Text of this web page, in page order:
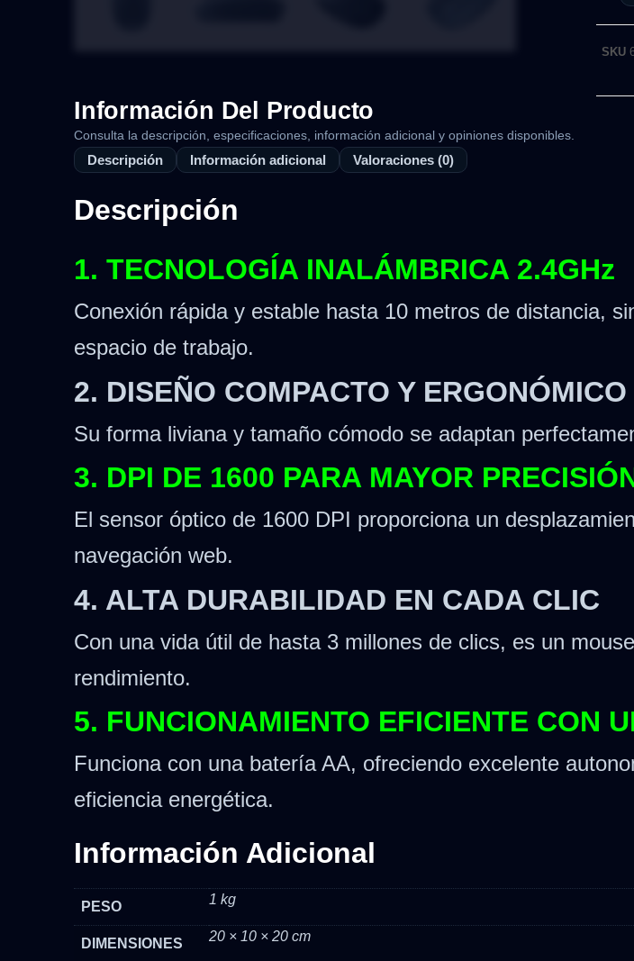
SKU
Información Del Producto
Consulta la descripción, especificaciones, información adicional y opiniones disponibles.
Descripción Información adicional Valoraciones (0)
Descripción
1. TECNOLOGÍA INALÁMBRICA 2.4GHz
Conexión rápida y estable hasta 10 metros de distancia,
espacio de trabajo.
2. DISEÑO COMPACTO Y ERGONÓMICO
Su forma liviana y tamaño cómodo se adaptan
3. DPI DE 1600 PARA MAYOR
El sensor óptico de 1600 DPI proporciona un
navegación web.
4. ALTA DURABILIDAD EN CADA CLIC
Con una vida útil de hasta 3 millones de clics, es un
rendimiento.
5. FUNCIONAMIENTO EFICIENTE CON
Funciona con una batería AA, ofreciendo excelente
eficiencia energética.
Información Adicional
PESO 1 kg
DIMENSIONES 20 × 10 × 20 cm